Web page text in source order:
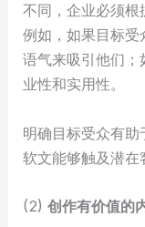
不同，企业必须根
例如，如果目标
语气来吸引他们
业性和实用性。
明确目标受众有
软文能够触及潜在
(2)创作有价值的